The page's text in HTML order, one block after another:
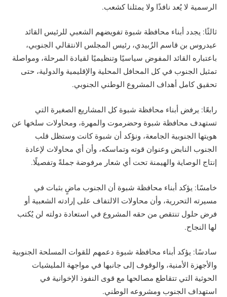
الرسمية لا يُعد نافذًا ولا يمثلنا كشعب.
ثالثًا: يجدد أبناء محافظة شبوة تفويضهم الشعبي للرئيس القائد
عيدروس بن قاسم الزُبيدي، رئيس المجلس الانتقالي الجنوبي،
باعتباره القائد المفوض سياسيًا وتنظيميًا لقيادة المرحلة، ومواصلة
تمثيل الجنوب في كل المحافل المحلية والإقليمية والدولية، حتى
تحقيق كامل أهداف المشروع الوطني الجنوبي.
رابعًا: يرفض أبناء محافظة شبوة كل المشاريع الصغيرة التي
تستهدف محافظة شبوة وحضرموت والمهرة، ومحاولات سلخها عن
هويتها الجنوبية الجامعة، ونؤكد أن شبوة كانت وستظل قلب
الجنوب النابض وعنوان قوته وتماسكه، وأن أي محاولات لإعادة
إنتاج الوصاية والهيمنة تحت أي شعار مرفوضة جملةً وتفصيلًا.
خامسًا: يؤكد أبناء محافظة شبوة أن الجنوب ماضٍ بثبات في
مسيرته التحررية، وأن محاولات الالتفاف على إرادته الشعبية أو
فرض حلول تنتقص من حقه المشروع في استعادة دولته لن يُكتب
لها النجاح.
سادسًا: يؤكد أبناء محافظة شبوة دعمهم للقوات المسلحة الجنوبية
والأجهزة الأمنية، والوقوف إلى جانبها في مواجهة المليشيات
الحوثية التي تتقاطع مصالحها مع قوى النفوذ الإخوانية في
استهداف الجنوب ومشروعه الوطني.